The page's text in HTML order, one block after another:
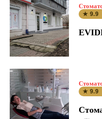
★ 9.9
★ 9.9